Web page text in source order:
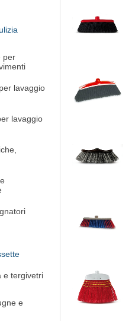
per
lavaggio
lavaggio
e tergivetri
e